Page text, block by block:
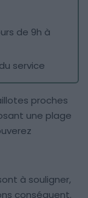
de 9h à
service
proches
une plage
à souligner,
conséquent.